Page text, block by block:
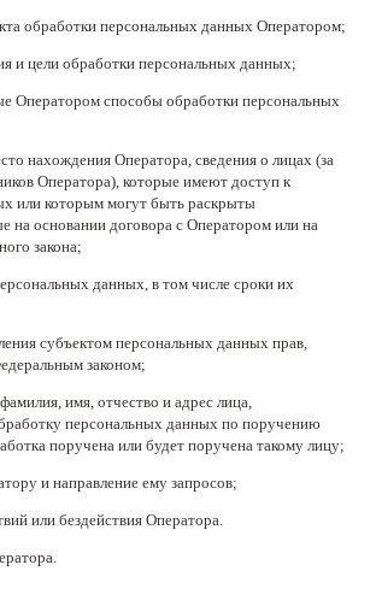
обработки персональных данных Оператором;
и цели обработки персональных данных;
Оператором способы обработки персональных
нахождения Оператора, сведения о лицах (за
Оператора), которые имеют доступ к
или которым могут быть раскрыты
на основании договора с Оператором или на
закона;
данных, в том числе сроки их
субъектом персональных данных прав,
законом;
имя, отчество и адрес лица,
персональных данных по поручению
поручена или будет поручена такому лицу;
и направление ему запросов;
или бездействия Оператора.